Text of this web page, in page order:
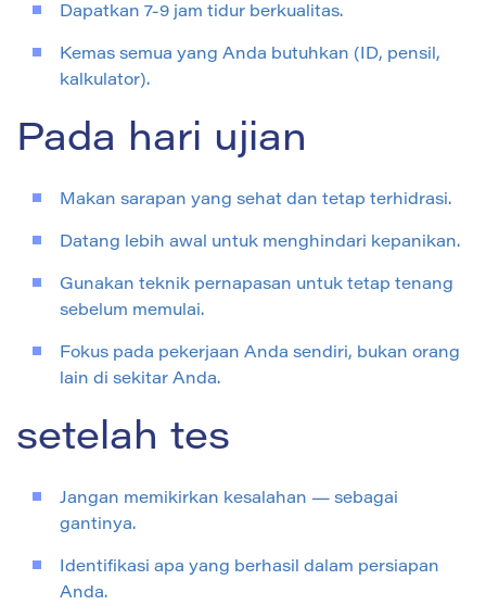
Dapatkan 7-9 jam tidur berkualitas.
Kemas semua yang Anda butuhkan (ID, pensil,
kalkulator).
Pada hari ujian
Makan sarapan yang sehat dan tetap terhidrasi.
Datang lebih awal untuk menghindari kepanikan.
Gunakan teknik pernapasan untuk tetap tenang
sebelum memulai.
Fokus pada pekerjaan Anda sendiri, bukan orang
lain di sekitar Anda.
setelah tes
Jangan memikirkan kesalahan — sebagai
gantinya.
Identifikasi apa yang berhasil dalam persiapan
Anda.